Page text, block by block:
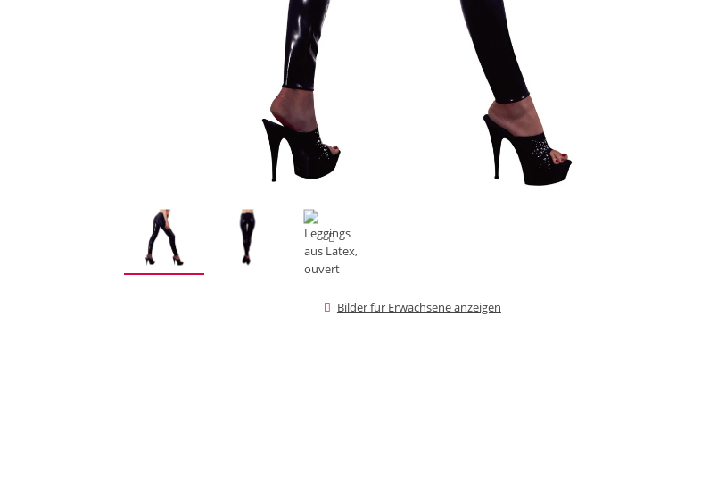
Bilder für Erwachsene anzeigen